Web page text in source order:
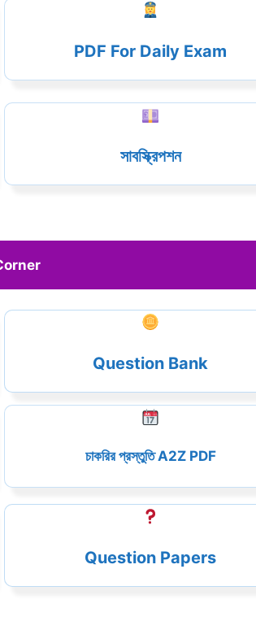
PDF For Daily Exam
সাবস্ক্রিপশন
Question Bank
চাকরির প্রস্তুতি A2Z PDF
Question Papers